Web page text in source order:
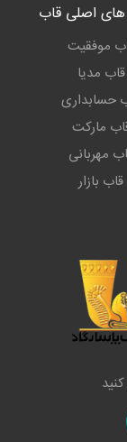
اصلی قاب
موفقیت
قاب مدیا
حسابداری
مارکت
مهربانی
قاب بازار